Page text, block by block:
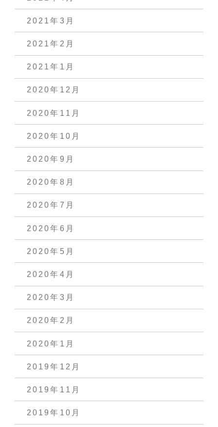
2021年3月
2021年2月
2021年1月
2020年12月
2020年11月
2020年10月
2020年9月
2020年8月
2020年7月
2020年6月
2020年5月
2020年4月
2020年3月
2020年2月
2020年1月
2019年12月
2019年11月
2019年10月